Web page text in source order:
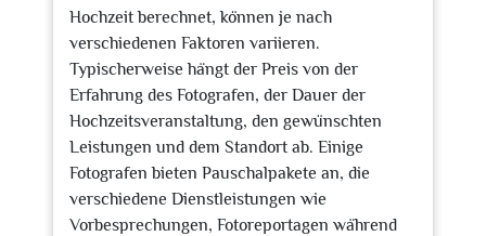
Hochzeit berechnet, können je nach
verschiedenen Faktoren variieren.
Typischerweise hängt der Preis von der
Erfahrung des Fotografen, der Dauer der
Hochzeitsveranstaltung, den gewünschten
Leistungen und dem Standort ab. Einige
Fotografen bieten Pauschalpakete an, die
verschiedene Dienstleistungen wie
Vorbesprechungen, Fotoreportagen während